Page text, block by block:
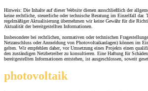
Hinweis: Die Inhalte auf dieser Website dienen ausschließlich der
keine rechtliche, steuerliche oder technische Beratung im Einzelfall dar.
regelmäßiger Aktualisierung übernehmen wir keine Gewähr für die
Aktualität der bereitgestellten Informationen.
Insbesondere bei rechtlichen, normativen oder technischen
Netzanschluss oder Anmeldung von Photovoltaikanlagen) können im
gelten. Wir empfehlen daher, vor Umsetzung eines Projekts einen
den zuständigen Netzbetreiber zu konsultieren. Eine Haftung für
bereitgestellten Informationen entstehen, ist ausgeschlossen, soweit
photovoltaik.info